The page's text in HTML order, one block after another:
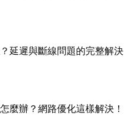
延遲與斷線問題的完整解決
麼辦？網路優化這樣解決！